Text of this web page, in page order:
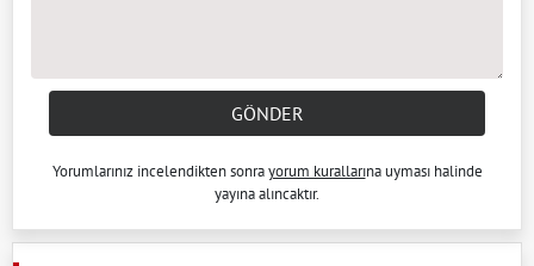
GÖNDER
Yorumlarınız incelendikten sonrayorum kurallarına uyması halinde
yayına alıncaktır.